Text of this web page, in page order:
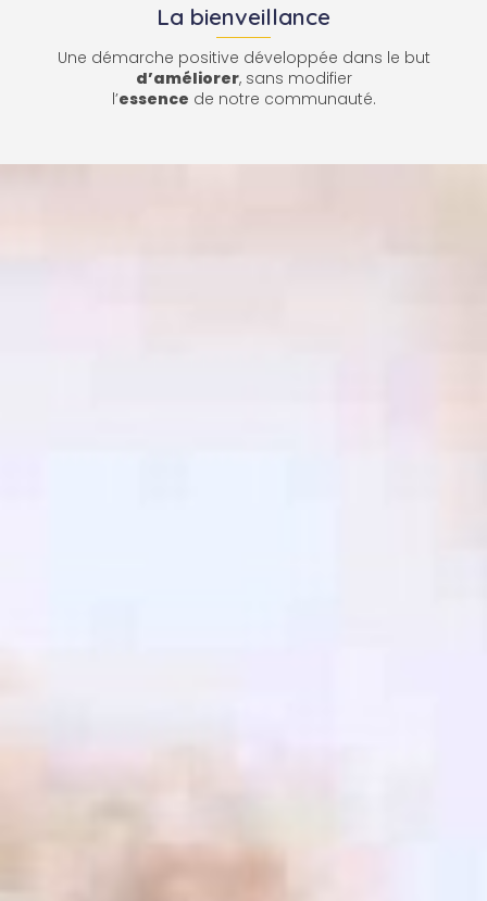
La bienveillance
Une démarche positive développée dans le but
d’améliorer, sans modifier
l’essence de notre communauté.